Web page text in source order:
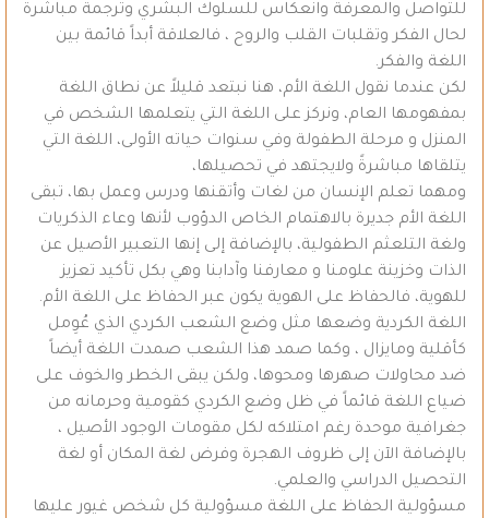
للتواصل والمعرفة وانعكاس للسلوك البشري وترجمة مباشرة
لحال الفكر وتقلبات القلب والروح ، فالعلاقة أبداً قائمة بين
اللغة والفكر.
لكن عندما نقول اللغة الأم، هنا نبتعد قليلاً عن نطاق اللغة
بمفهومها العام، ونركز على اللغة التي يتعلمها الشخص في
المنزل و مرحلة الطفولة وفي سنوات حياته الأولى، اللغة التي
يتلقاها مباشرةً ولايجتهد في تحصيلها،
ومهما تعلم الإنسان من لغات وأتقنها ودرس وعمل بها، تبقى
اللغة الأم جديرة بالاهتمام الخاص الدؤوب لأنها وعاء الذكريات
ولغة التلعثم الطفولية، بالإضافة إلى إنها التعبير الأصيل عن
الذات وخزينة علومنا و معارفنا وآدابنا وهي بكل تأكيد تعزيز
للهوية، فالحفاظ على الهوية يكون عبر الحفاظ على اللغة الأم.
اللغة الكردية وضعها مثل وضع الشعب الكردي الذي عُوِمل
كأقلية ومايزال ، وكما صمد هذا الشعب صمدت اللغة أيضاً
ضد محاولات صهرها ومحوها، ولكن يبقى الخطر والخوف على
ضياع اللغة قائماً في ظل وضع الكردي كقومية وحرمانه من
جغرافية موحدة رغم امتلاكه لكل مقومات الوجود الأصيل ،
بالإضافة الآن إلى ظروف الهجرة وفرض لغة المكان أو لغة
التحصيل الدراسي والعلمي.
مسؤولية الحفاظ على اللغة مسؤولية كل شخص غيور عليها